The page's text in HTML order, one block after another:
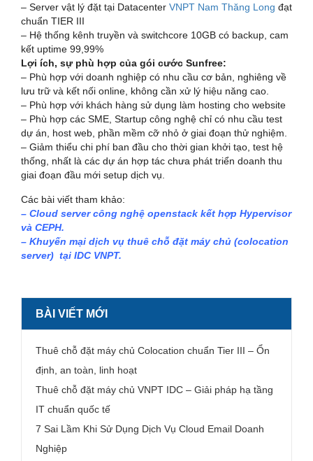
– Server vật lý đặt tại Datacenter VNPT Nam Thăng Long đạt
chuẩn TIER III
– Hệ thống kênh truyền và switchcore 10GB có backup, cam
kết uptime 99,99%
Lợi ích, sự phù hợp của gói cước Sunfree:
– Phù hợp với doanh nghiệp có nhu cầu cơ bản, nghiêng về
lưu trữ và kết nối online, không cần xử lý hiệu năng cao.
– Phù hợp với khách hàng sử dụng làm hosting cho website
– Phù hợp các SME, Startup công nghệ chỉ có nhu cầu test
dự án, host web, phần mềm cỡ nhỏ ở giai đoạn thử nghiệm.
– Giảm thiểu chi phí ban đầu cho thời gian khởi tạo, test hệ
thống, nhất là các dự án hợp tác chưa phát triển doanh thu
giai đoạn đầu mới setup dịch vụ.
Các bài viết tham khảo:
– Cloud server công nghệ openstack kết hợp Hypervisor
và CEPH.
– Khuyến mại dịch vụ thuê chỗ đặt máy chủ (colocation
server) tại IDC VNPT.
BÀI VIẾT MỚI
Thuê chỗ đặt máy chủ Colocation chuẩn Tier III – Ổn
định, an toàn, linh hoạt
Thuê chỗ đặt máy chủ VNPT IDC – Giải pháp hạ tầng
IT chuẩn quốc tế
7 Sai Lầm Khi Sử Dụng Dịch Vụ Cloud Email Doanh
Nghiệp